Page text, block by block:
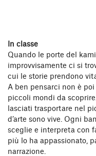
In classe
Quando le porte del
improvvisamente ci si
cui le storie prendono
A ben pensarci non è
piccoli mondi da
lasciati trasportare nel
d’arte sono vive. Ogni
sceglie e interpreta con
più lo ha appassionato,
narrazione.